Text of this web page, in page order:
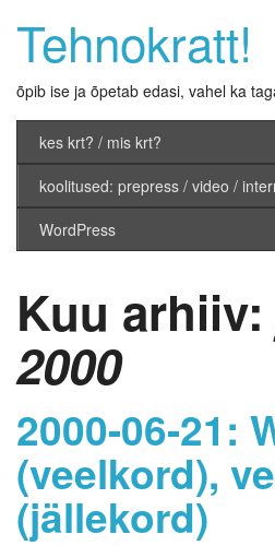
Tehnokratt!
õpib ise ja õpetab edasi, vahel ka
kes krt? / mis krt?
koolitused: prepress / video /
WordPress
Kuu arhiiv:
2000
2000-06-21:
(veelkord),
(jällekord)